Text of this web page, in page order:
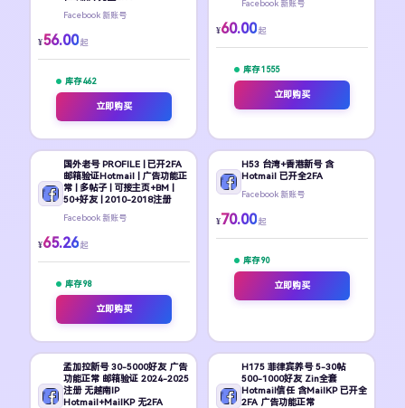
Facebook 新账号
¥56.00 起
库存 462
立即购买
Facebook 新账号
¥60.00 起
库存 1555
立即购买
国外老号 PROFILE | 已开2FA
邮箱验证Hotmail | 广告功能正
常 | 多帖子 | 可接主页+BM |
50+好友 | 2010-2018注册
Facebook 新账号
¥65.26 起
库存 98
立即购买
H53 台湾+香港新号 含
Hotmail 已开全2FA
Facebook 新账号
¥70.00 起
库存 90
立即购买
孟加拉新号 30-5000好友 广告
功能正常 邮箱验证 2024-2025
注册 无越南IP
Hotmail+MailKP 无2FA
H175 菲律宾养号 5-30帖
500-1000好友 Zin全套
Hotmail信任 含MailKP 已开全
2FA 广告功能正常